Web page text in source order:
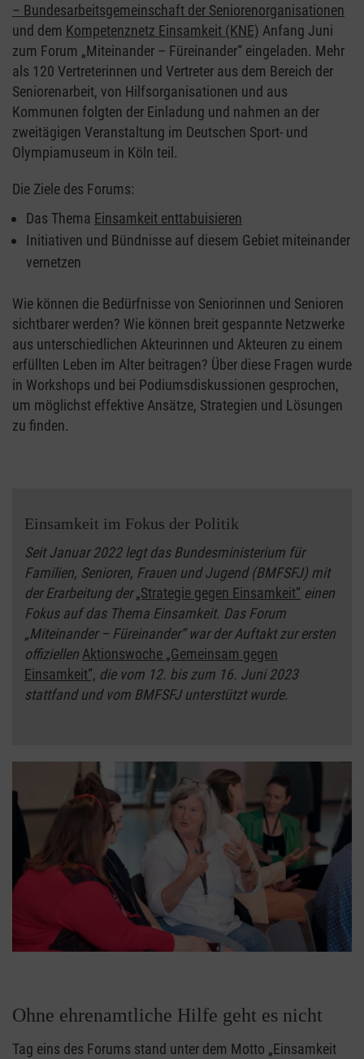
– Bundesarbeitsgemeinschaft der Seniorenorganisationen
und dem Kompetenznetz Einsamkeit (KNE) Anfang Juni
zum Forum „Miteinander – Füreinander“ eingeladen. Mehr
als 120 Vertreterinnen und Vertreter aus dem Bereich der
Seniorenarbeit, von Hilfsorganisationen und aus
Kommunen folgten der Einladung und nahmen an der
zweitägigen Veranstaltung im Deutschen Sport- und
Olympiamuseum in Köln teil.
Die Ziele des Forums:
Das Thema Einsamkeit enttabuisieren
Initiativen und Bündnisse auf diesem Gebiet miteinander
vernetzen
Wie können die Bedürfnisse von Seniorinnen und Senioren
sichtbarer werden? Wie können breit gespannte Netzwerke
aus unterschiedlichen Akteurinnen und Akteuren zu einem
erfüllten Leben im Alter beitragen? Über diese Fragen wurde
in Workshops und bei Podiumsdiskussionen gesprochen,
um möglichst effektive Ansätze, Strategien und Lösungen
zu finden.
Einsamkeit im Fokus der Politik
Seit Januar 2022 legt das Bundesministerium für
Familien, Senioren, Frauen und Jugend (BMFSFJ) mit
der Erarbeitung der„Strategie gegen Einsamkeit“ einen
Fokus auf das Thema Einsamkeit. Das Forum
„Miteinander – Füreinander“ war der Auftakt zur ersten
offiziellenAktionswoche „Gemeinsam gegen
Einsamkeit“, die vom 12. bis zum 16. Juni 2023
stattfand und vom BMFSFJ unterstützt wurde.
Ohne ehrenamtliche Hilfe geht es nicht
Tag eins des Forums stand unter dem Motto „Einsamkeit